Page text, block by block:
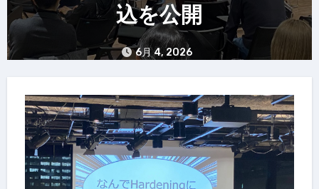
込を公開
6月 4, 2026